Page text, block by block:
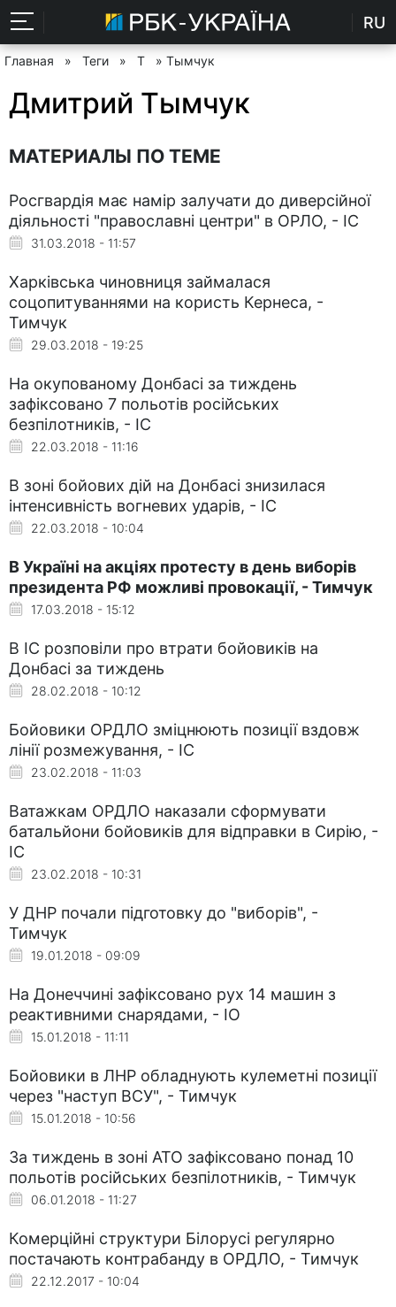
RU
Главная » Теги » Т » Тымчук
Дмитрий Тымчук
МАТЕРИАЛЫ ПО ТЕМЕ
Росгвардія має намір залучати до диверсійної
діяльності "православні центри" в ОРЛО, - ІС
31.03.2018 - 11:57
Харківська чиновниця займалася
соцопитуваннями на користь Кернеса, -
Тимчук
29.03.2018 - 19:25
На окупованому Донбасі за тиждень
зафіксовано 7 польотів російських
безпілотників, - ІС
22.03.2018 - 11:16
В зоні бойових дій на Донбасі знизилася
інтенсивність вогневих ударів, - ІС
22.03.2018 - 10:04
В Україні на акціях протесту в день виборів
президента РФ можливі провокації, - Тимчук
17.03.2018 - 15:12
В ІС розповіли про втрати бойовиків на
Донбасі за тиждень
28.02.2018 - 10:12
Бойовики ОРДЛО зміцнюють позиції вздовж
лінії розмежування, - ІС
23.02.2018 - 11:03
Ватажкам ОРДЛО наказали сформувати
батальйони бойовиків для відправки в Сирію, -
ІС
23.02.2018 - 10:31
У ДНР почали підготовку до "виборів", -
Тимчук
19.01.2018 - 09:09
На Донеччині зафіксовано рух 14 машин з
реактивними снарядами, - ІО
15.01.2018 - 11:11
Бойовики в ЛНР обладнують кулеметні позиції
через "наступ ВСУ", - Тимчук
15.01.2018 - 10:56
За тиждень в зоні АТО зафіксовано понад 10
польотів російських безпілотників, - Тимчук
06.01.2018 - 11:27
Комерційні структури Білорусі регулярно
постачають контрабанду в ОРДЛО, - Тимчук
22.12.2017 - 10:04